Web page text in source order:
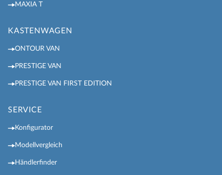
MAXIA T
KASTENWAGEN
ONTOUR VAN
PRESTIGE VAN
PRESTIGE VAN FIRST EDITION
SERVICE
Konfigurator
Modellvergleich
Händlerfinder